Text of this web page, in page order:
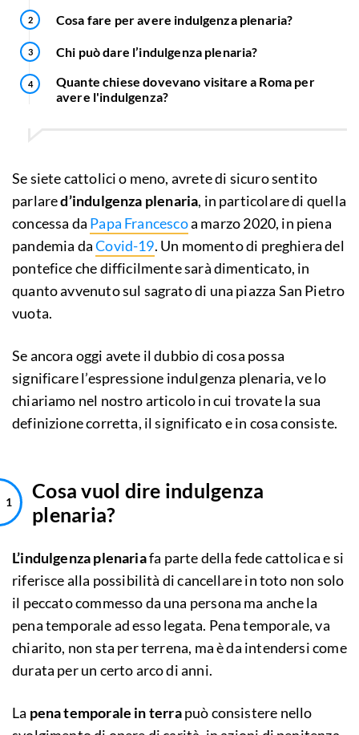
Cosa fare per avere indulgenza plenaria?
Chi può dare l’indulgenza plenaria?
Quante chiese dovevano visitare a Roma per
avere l'indulgenza?
Se siete cattolici o meno, avrete di sicuro sentito
parlared’indulgenza plenaria, in particolare di quella
concessa da Papa Francescoa marzo 2020, in piena
pandemia daCovid-19. Un momento di preghiera del
pontefice che difficilmente sarà dimenticato, in
quanto avvenuto sul sagrato di una piazza San Pietro
vuota.
Se ancora oggi avete il dubbio di cosa possa
significare l’espressione indulgenza plenaria, ve lo
chiariamo nel nostro articolo in cui trovate la sua
definizione corretta, il significato e in cosa consiste.
Cosa vuol dire indulgenza
plenaria?
L’indulgenza plenariafa parte della fede cattolica e si
riferisce alla possibilità di cancellare in toto non solo
il peccato commesso da una persona ma anche la
pena temporale ad esso legata. Pena temporale, va
chiarito, non sta per terrena, ma è da intendersi come
durata per un certo arco di anni.
La pena temporale in terrapuò consistere nello